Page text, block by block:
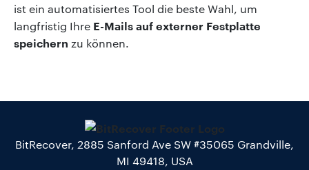
ist ein automatisiertes Tool die beste Wahl, um
langfristig Ihre E-Mails auf externer Festplatte
speichern zu können.
BitRecover, 2885 Sanford Ave SW #35065 Grandville,
MI 49418, USA